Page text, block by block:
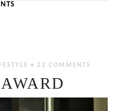
• 22 COMMENTS